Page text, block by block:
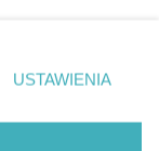
rogu strony
nie wymagają
USTAWIENIA